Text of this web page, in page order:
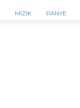
MIZIK PANYE